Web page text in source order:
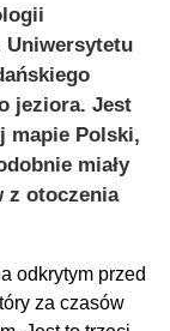
Uniwersytetu
jeziora. Jest
mapie Polski,
miały
z otoczenia
odkrytym przed
za czasów